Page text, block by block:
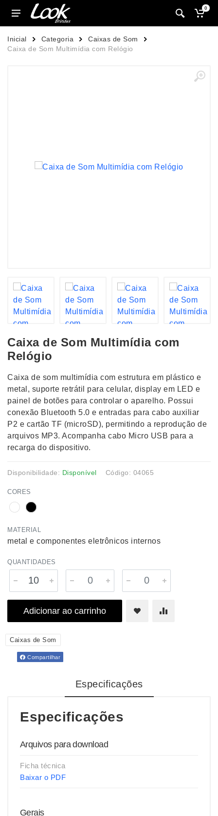
0
Inicial Categoria
Caixas de Som
Caixa de Som Multimídia com Relógio
Caixa de Som Multimídia com
Relógio
Caixa de som multimídia com estrutura em plástico e
metal, suporte retrátil para celular, display em LED e
painel de botões para controlar o aparelho. Possui
conexão Bluetooth 5.0 e entradas para cabo auxiliar
P2 e cartão TF (microSD), permitindo a reprodução de
arquivos MP3. Acompanha cabo Micro USB para a
recarga do dispositivo.
Disponibilidade: Disponível Código: 04065
CORES
MATERIAL
metal e componentes eletrônicos internos
QUANTIDADES
Adicionar ao carrinho
Caixas de Som
Compartilhar
Especificações
Especificações
Arquivos para download
Ficha técnica
Baixar o PDF
Gerais